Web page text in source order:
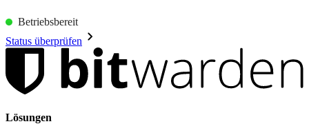
Betriebsbereit
Status überprüfen
Lösungen